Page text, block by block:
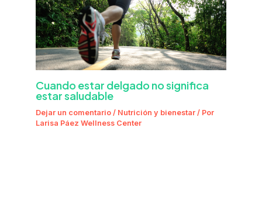
Cuando estar delgado no significa
estar saludable
Dejar un comentario / Nutrición y bienestar / Por
Larisa Páez Wellness Center